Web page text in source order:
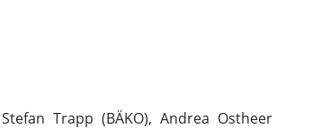
Trapp (BÄKO), Andrea Ostheer